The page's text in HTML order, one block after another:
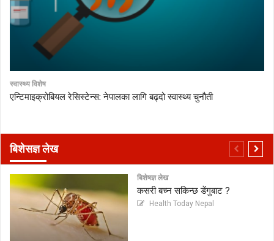
स्वास्थ्य विशेष
एन्टिमाइक्रोबियल रेसिस्टेन्स: नेपालका लागि बढ्दो स्वास्थ्य चुनौती
बिशेसज्ञ लेख
बिशेषज्ञ लेख
कसरी बच्न सकिन्छ डेंगुबाट ?
Health Today Nepal